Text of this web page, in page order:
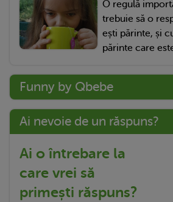
O regulă
trebuie să o
ești părinte, și
părinte care
Funny by Qbebe
Ai nevoie de un răspuns?
Ai o întrebare la
care vrei să
primești răspuns?